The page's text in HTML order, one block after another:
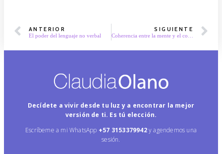
ANTERIOR
El poder del lenguaje no verbal
SIGUIENTE
Decídete a vivir desde tu luz y a encontrar la mejor
versión de ti. Es tú elección.
Escríbeme a mi WhatsApp +57 3153379942y agendemos una
sesión.